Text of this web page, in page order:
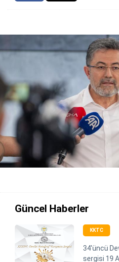
Güncel Haberler
KKTC
34'üncü
sergisi 19